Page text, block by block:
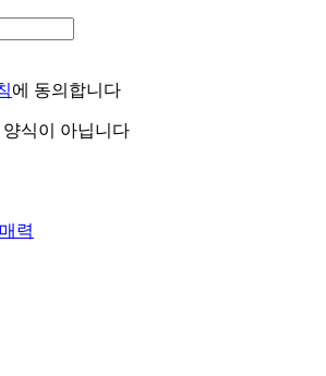
에 동의합니다
식이 아닙니다
력